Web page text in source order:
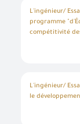
L'ingénieur/
programme
compétitivité
L'ingénieur/
le